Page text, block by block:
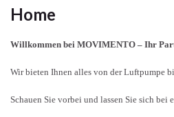
Home
Willkommen bei MOVIMENTO – Ihr
Wir bieten Ihnen alles von der Luftpumpe
Schauen Sie vorbei und lassen Sie sich bei